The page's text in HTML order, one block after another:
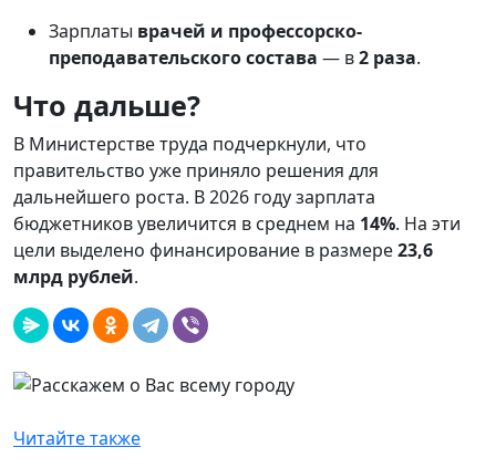
Зарплаты врачей и профессорско-
преподавательского состава — в2 раза.
Что дальше?
В Министерстве труда подчеркнули, что
правительство уже приняло решения для
дальнейшего роста. В 2026 году зарплата
бюджетников увеличится в среднем на 14%. На эти
цели выделено финансирование в размере23,6
млрд рублей.
Читайте также